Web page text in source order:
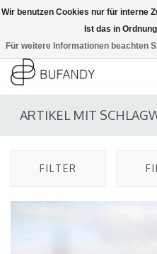
ARTIKEL MIT
FILTER
Wir benutzen Cookies nur für interne
Ist das in
Für weitere Informationen beachten